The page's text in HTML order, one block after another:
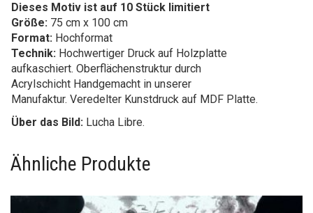
Dieses Motiv ist auf 10 Stück limitiert
Größe: 75 cm x 100 cm
Format: Hochformat
Technik: Hochwertiger Druck auf Holzplatte
aufkaschiert. Oberflächenstruktur durch
Acrylschicht Handgemacht in unserer
Manufaktur. Veredelter Kunstdruck auf MDF Platte.
Über das Bild: Lucha Libre.
Ähnliche Produkte